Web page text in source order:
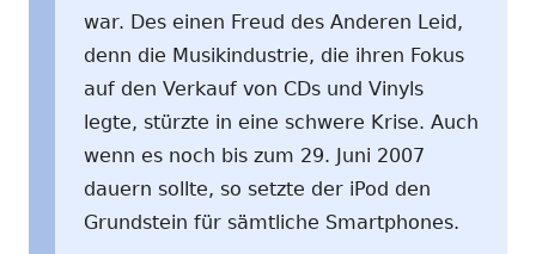
war. Des einen Freud des Anderen Leid,
denn die Musikindustrie, die ihren Fokus
auf den Verkauf von CDs und Vinyls
legte, stürzte in eine schwere Krise. Auch
wenn es noch bis zum 29. Juni 2007
dauern sollte, so setzte der iPod den
Grundstein für sämtliche Smartphones.